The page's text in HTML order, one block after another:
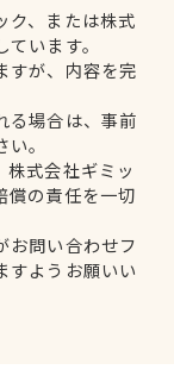
ク、または株式
います。
すが、内容を完
る場合は、事前
。
株式会社ギミッ
償の責任を一切
お問い合わせフ
すようお願いい